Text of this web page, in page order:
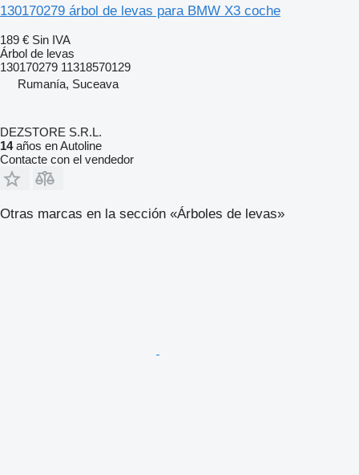
130170279 árbol de levas para BMW X3 coche
189 € Sin IVA
Árbol de levas
130170279 11318570129
Rumanía, Suceava
DEZSTORE S.R.L.
14años en Autoline
Contacte con el vendedor
Otras marcas en la sección «Árboles de levas»